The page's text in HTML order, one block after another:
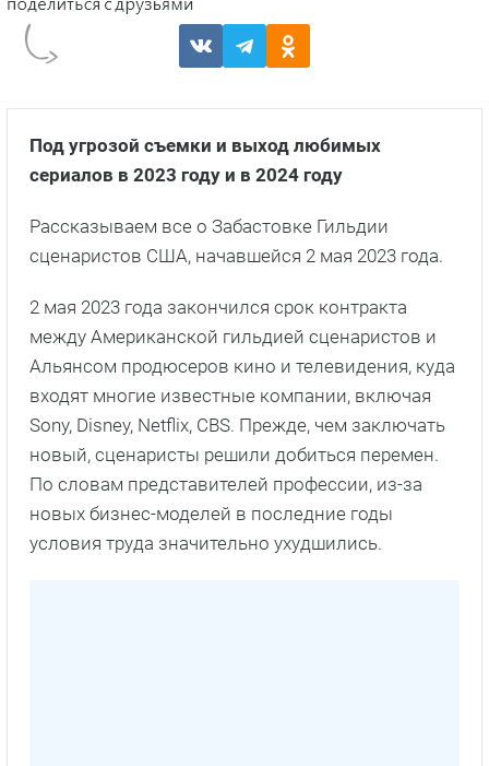
Под угрозой съемки и выход любимых
сериалов в 2023 году и в 2024 году
Рассказываем все о Забастовке Гильдии
сценаристов США, начавшейся 2 мая 2023 года.
2 мая 2023 года закончился срок контракта
между Американской гильдией сценаристов и
Альянсом продюсеров кино и телевидения, куда
входят многие известные компании, включая
Sony, Disney, Netflix, CBS. Прежде, чем заключать
новый, сценаристы решили добиться перемен.
По словам представителей профессии, из-за
новых бизнес-моделей в последние годы
условия труда значительно ухудшились.